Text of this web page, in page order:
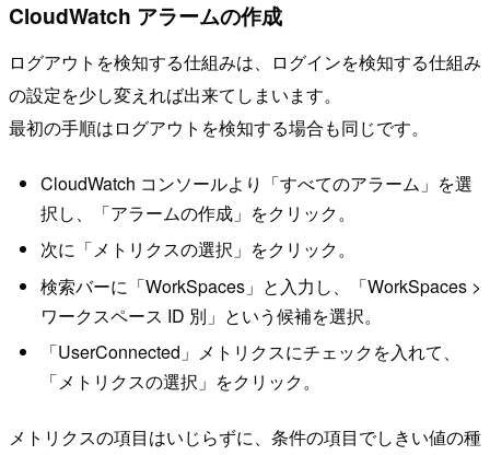
CloudWatch アラームの作成
ログアウトを検知する仕組みは、ログインを検知する仕組み
の設定を少し変えれば出来てしまいます。
最初の手順はログアウトを検知する場合も同じです。
CloudWatch コンソールより「すべてのアラーム」を選
択し、「アラームの作成」をクリック。
次に「メトリクスの選択」をクリック。
検索バーに「WorkSpaces」と入力し、「WorkSpaces >
ワークスペース ID 別」という候補を選択。
「UserConnected」メトリクスにチェックを入れて、
「メトリクスの選択」をクリック。
メトリクスの項目はいじらずに、条件の項目でしきい値の種